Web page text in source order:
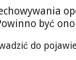
być
do